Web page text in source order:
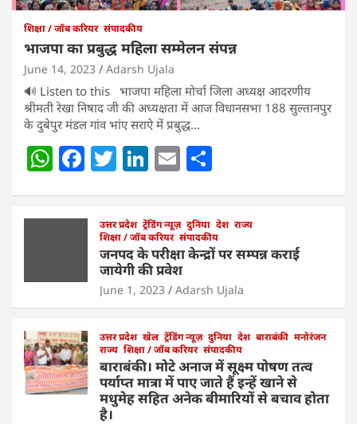
शिक्षा / जॉब करियर संपादकीय
भाजपा का प्रबुद्ध महिला सम्मेलन संपन्न
June 14, 2023 Adarsh Ujala
🔊 Listen to this भाजपा महिला मोर्चा जिला अध्यक्ष आदरणीय
श्रीमती रेखा निषाद जी की अध्यक्षता में आज विधानसभा 188 सुल्तानपुर
के दुबेपुर मंडल गांव भांए सराऐ में प्रबुद्ध…
W
at
p
p
F
c
b
o
o
k
T
er
Li
e
dI
n
E
l e
उत्तर प्रदेश ट्रेंडिंग न्यूज़ दुनिया देश राज्य
शिक्षा / जॉब करियर संपादकीय
जनपद के परीक्षा केन्द्रों पर सम्पन्न कराई
जायेगी की प्रवेश
June 1, 2023 Adarsh Ujala
उत्तर प्रदेश खेल ट्रेंडिंग न्यूज़ दुनिया देश बाराबंकी मनोरंजन
राज्य शिक्षा / जॉब करियर संपादकीय
बाराबंकी। मोटे अनाज में सूक्ष्म पोषण तत्व
पर्याप्त मात्रा में पाए जाते हैं इन्हें खाने से
मधुमेह सहित अनेक बीमारियों से बचाव होता
है।